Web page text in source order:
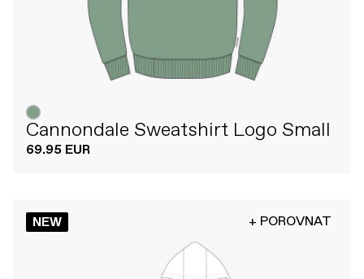
Cannondale Sweatshirt Logo Small
69.95 EUR
NEW + POROVNAT